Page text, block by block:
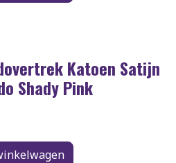
Katoen Satijn
Shady Pink